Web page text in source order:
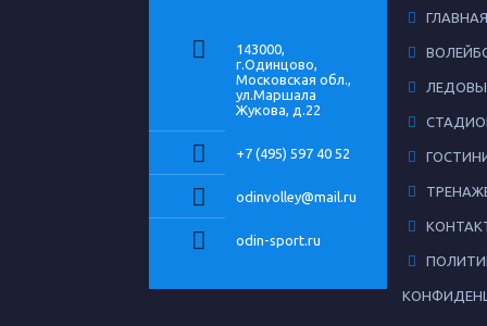
143000,
г.Одинцово,
Московская обл.,
ул.Маршала
Жукова, д.22
+7 (495) 597 40 52
odinvolley@mail.ru
odin-sport.ru
ГЛАВНАЯ